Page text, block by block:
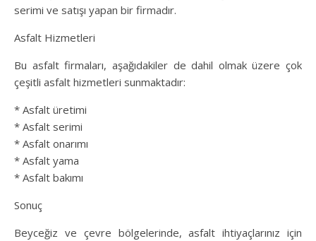
serimi ve satışı yapan bir firmadır.
Asfalt Hizmetleri
Bu asfalt firmaları, aşağıdakiler de dahil olmak üzere çok
çeşitli asfalt hizmetleri sunmaktadır:
* Asfalt üretimi
* Asfalt serimi
* Asfalt onarımı
* Asfalt yama
* Asfalt bakımı
Sonuç
Beyceğiz ve çevre bölgelerinde, asfalt ihtiyaçlarınız için